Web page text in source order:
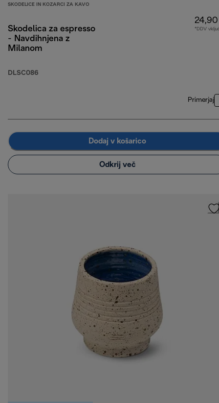
SKODELICE IN KOZARCI ZA KAVO
Skodelica za espresso
- Navdihnjena z
Milanom
DLSC086
*DDV
Primerjaj
Dodaj v košarico
Odkrij več